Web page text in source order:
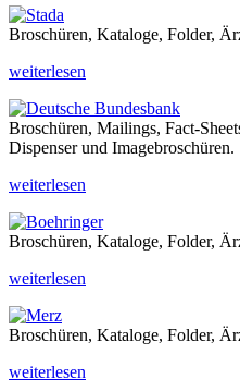
Broschüren, Kataloge, Folder,
weiterlesen
Broschüren, Mailings, Fact-
Dispenser und Imagebroschüren.
weiterlesen
Broschüren, Kataloge, Folder,
weiterlesen
Broschüren, Kataloge, Folder,
weiterlesen